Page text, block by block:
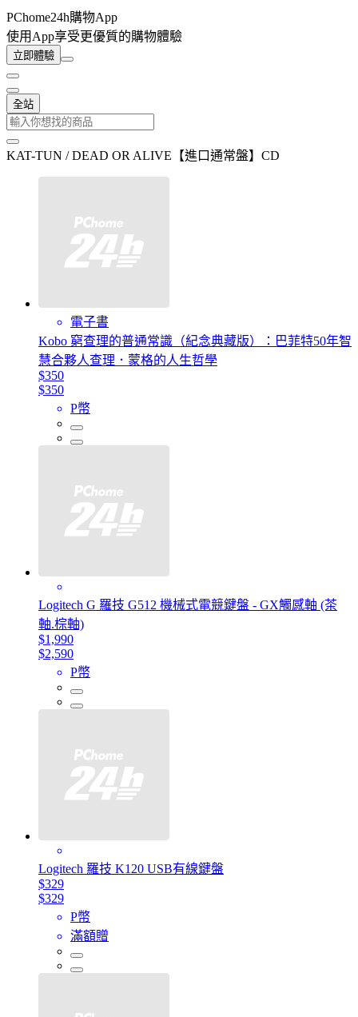
PChome24h購物App
使用App享受更優質的購物體驗
立即體驗
全站
KAT-TUN / DEAD OR ALIVE【進口通常盤】CD
電子書
Kobo 窮查理的普通常識（紀念典藏版）：巴菲特50年智
慧合夥人查理．蒙格的人生哲學
$350
$350
P幣
Logitech G 羅技 G512 機械式電競鍵盤 - GX觸感軸 (茶
軸.棕軸)
$1,990
$2,590
P幣
Logitech 羅技 K120 USB有線鍵盤
$329
$329
P幣
滿額贈